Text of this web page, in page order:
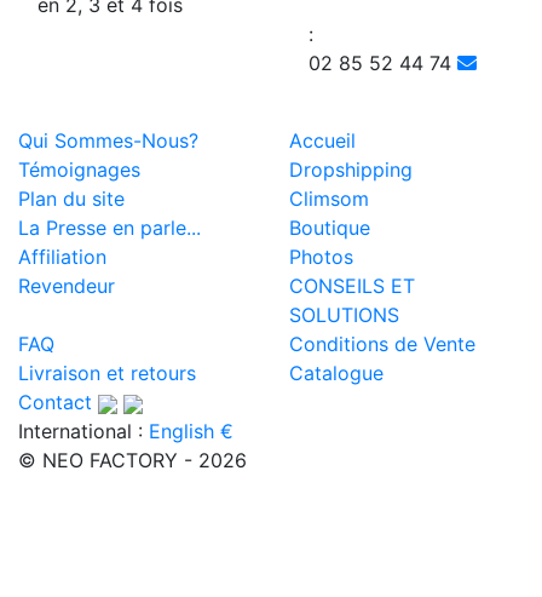
en 2, 3 et 4 fois
:
02 85 52 44 74
Qui Sommes-Nous?
Accueil
Témoignages
Dropshipping
Plan du site
Climsom
La Presse en parle...
Boutique
Affiliation
Photos
Revendeur
CONSEILS ET
SOLUTIONS
FAQ
Conditions de Vente
Livraison et retours
Catalogue
Contact
International : English €
© NEO FACTORY - 2026